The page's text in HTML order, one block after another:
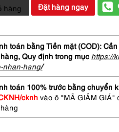
hàng Đặt hàng ngay
toán bằng Tiền mặt (COD):
Quy định trong mục https://
nhan-hang/
toán 100% trước bằng chuyển
cknh vào ô "MÃ GIẢM GIÁ"